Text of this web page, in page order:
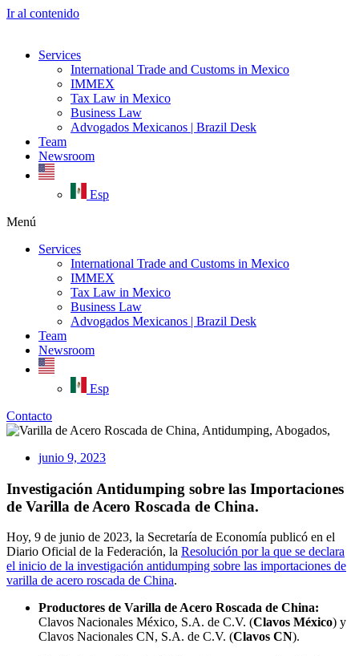
Ir al contenido
Services
International Trade and Customs in Mexico
IMMEX
Tax Law in Mexico
Business Law
Advogados Mexicanos | Brazil Desk
Team
Newsroom
Esp
Menú
Services
International Trade and Customs in Mexico
IMMEX
Tax Law in Mexico
Business Law
Advogados Mexicanos | Brazil Desk
Team
Newsroom
Esp
Contacto
junio 9, 2023
Investigación Antidumping sobre las Importaciones
de Varilla de Acero Roscada de China.
Hoy, 9 de junio de 2023, la Secretaría de Economía publicó en el
Diario Oficial de la Federación, la Resolución por la que se declara
el inicio de la investigación antidumping sobre las importaciones de
varilla de acero roscada de China.
Productores de Varilla de Acero Roscada de China:
Clavos Nacionales México, S.A. de C.V. (Clavos México) y
Clavos Nacionales CN, S.A. de C.V. (Clavos CN).